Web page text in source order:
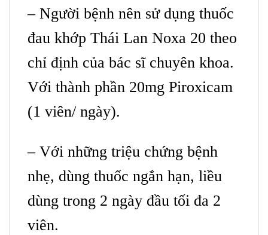
– Người bệnh nên sử dụng thuốc
đau khớp Thái Lan Noxa 20 theo
chỉ định của bác sĩ chuyên khoa.
Với thành phần 20mg Piroxicam
(1 viên/ ngày).
– Với những triệu chứng bệnh
nhẹ, dùng thuốc ngắn hạn, liều
dùng trong 2 ngày đầu tối đa 2
viên.